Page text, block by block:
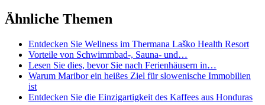
Ähnliche Themen
Entdecken Sie Wellness im Thermana Laško Health Resort
Vorteile von Schwimmbad-, Sauna- und…
Lesen Sie dies, bevor Sie nach Ferienhäusern in…
Warum Maribor ein heißes Ziel für slowenische Immobilien
ist
Entdecken Sie die Einzigartigkeit des Kaffees aus Honduras